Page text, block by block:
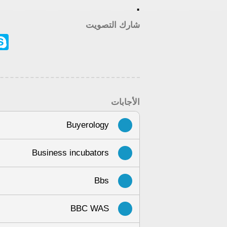
.
شارك التصويت
الأجابات
Buyerology
Business incubators
Bbs
BBC WAS